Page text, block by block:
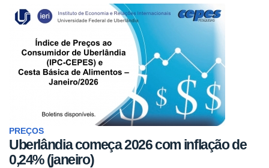
PREÇOS
Uberlândia começa 2026 com inflação de
0,24% (janeiro)